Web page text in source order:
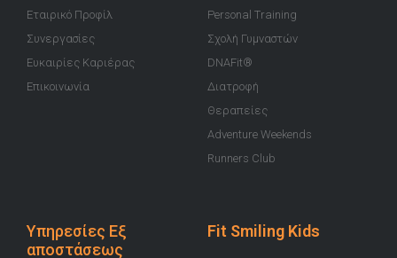
Εταιρικό Προφίλ
Συνεργασίες
Ευκαιρίες Καριέρας
Επικοινωνία
Personal Training
Σχολή Γυμναστών
DNAFit®
Διατροφή
Θεραπείες
Adventure Weekends
Runners Club
Υπηρεσίες Εξ
αποστάσεως
Fit Smiling Kids